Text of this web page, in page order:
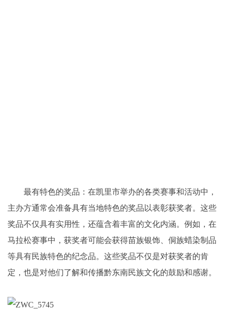
最有特色的奖品：在凯里市举办的各类赛事和活动中，
主办方通常会准备具有当地特色的奖品以表彰获奖者。这些
奖品不仅具有实用性，还蕴含着丰富的文化内涵。例如，在
马拉松赛事中，获奖者可能会获得苗族银饰、侗族蜡染制品
等具有民族特色的纪念品。这些奖品不仅是对获奖者的肯
定，也是对他们了解和传播黔东南民族文化的鼓励和感谢。